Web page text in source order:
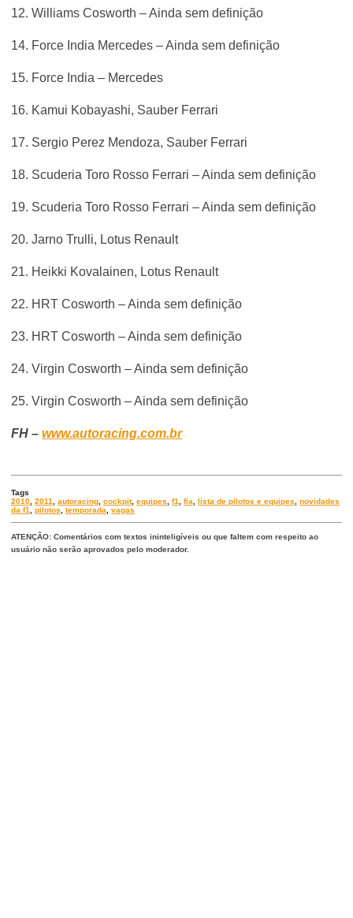
12. Williams Cosworth – Ainda sem definição
14. Force India Mercedes – Ainda sem definição
15. Force India – Mercedes
16. Kamui Kobayashi, Sauber Ferrari
17. Sergio Perez Mendoza, Sauber Ferrari
18. Scuderia Toro Rosso Ferrari – Ainda sem definição
19. Scuderia Toro Rosso Ferrari – Ainda sem definição
20. Jarno Trulli, Lotus Renault
21. Heikki Kovalainen, Lotus Renault
22. HRT Cosworth – Ainda sem definição
23. HRT Cosworth – Ainda sem definição
24. Virgin Cosworth – Ainda sem definição
25. Virgin Cosworth – Ainda sem definição
FH –www.autoracing.com.br
Tags
2010,2011,autoracing,cockpit,equipes,f1,fia, lista de pilotos e equipes,novidades
da f1,pilotos,temporada,vagas
ATENÇÃO: Comentários com textos ininteligíveis ou que faltem com respeito ao
usuário não serão aprovados pelo moderador.